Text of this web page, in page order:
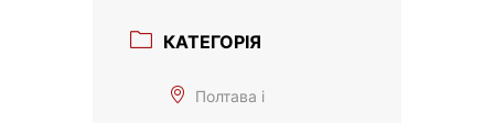
КАТЕГОРІЯ
Полтава і